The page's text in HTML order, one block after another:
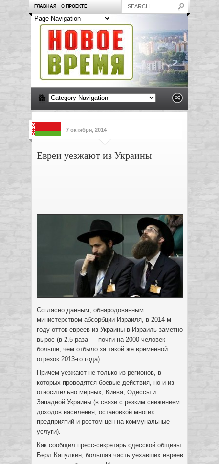
ГЛАВНАЯ О ПРОЕКТЕ
7 октября, 2014
Евреи уезжают из Украины
Согласно данным, обнародованным
министерством абсорбции Израиля, в 2014-м
году отток евреев из Украины в Израиль заметно
вырос (в 2,5 раза — почти на 2000 человек
больше, чем отбыло за такой же временной
отрезок 2013-го года).
Причем уезжают не только из регионов, в
которых проводятся боевые действия, но и из
относительно мирных, Киева, Одессы и
Западной Украины (в связи с резким снижением
доходов населения, остановкой многих
предприятий и ростом цен на коммунальные
услуги).
Как сообщил пресс-секретарь одесской общины
Берл Капулкин, большая часть уехавших евреев